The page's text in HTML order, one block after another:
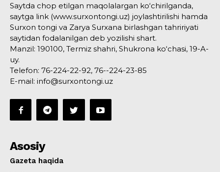
Saytda chop etilgan maqolalargan ko‘chirilganda,
saytga link (www.surxontongi.uz) joylashtirilishi hamda
Surxon tongi va Zarya Surxana birlashgan tahririyati
saytidan fodalanilgan deb yozilishi shart.
Manzil: 190100, Termiz shahri, Shukrona ko‘chasi, 19-A-
uy.
Telefon: 76-224-22-92, 76--224-23-85
E-mail: info@surxontongi.uz
Asosiy
Gazeta haqida